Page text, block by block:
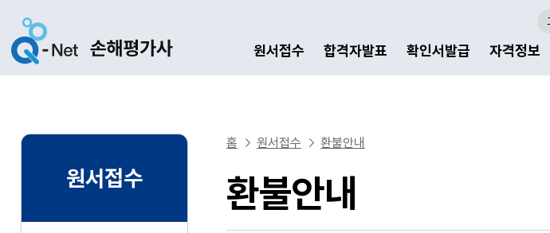
원서접수 합격자발표 확인서발급 자격정보
원서접수
홈 원서접수 환불안내
환불안내